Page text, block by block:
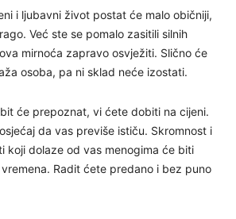
i ljubavni život postat će malo običniji,
Već ste se pomalo zasitili silnih
mirnoća zapravo osvježiti. Slično će
osoba, pa ni sklad neće izostati.
bit će prepoznat, vi ćete dobiti na cijeni.
da vas previše ističu. Skromnost i
koji dolaze od vas menogima će biti
Radit ćete predano i bez puno